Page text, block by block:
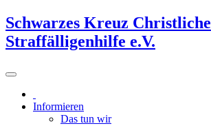
Schwarzes Kreuz Christliche
Straffälligenhilfe e.V.
Informieren
Das tun wir